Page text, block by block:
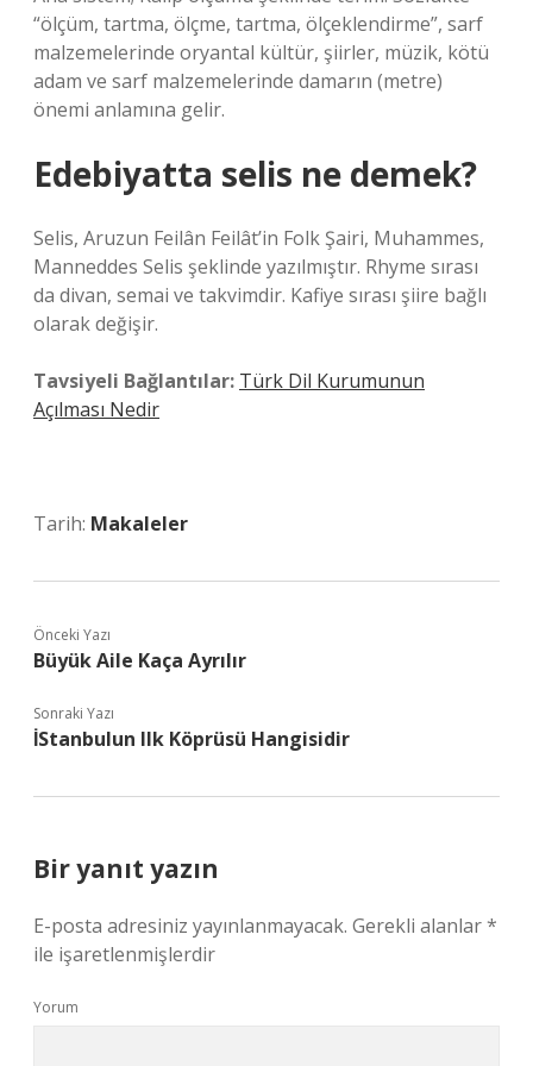
“ölçüm, tartma, ölçme, tartma, ölçeklendirme”, sarf
malzemelerinde oryantal kültür, şiirler, müzik, kötü
adam ve sarf malzemelerinde damarın (metre)
önemi anlamına gelir.
Edebiyatta selis ne demek?
Selis, Aruzun Feilân Feilât’in Folk Şairi, Muhammes,
Manneddes Selis şeklinde yazılmıştır. Rhyme sırası
da divan, semai ve takvimdir. Kafiye sırası şiire bağlı
olarak değişir.
Tavsiyeli Bağlantılar: Türk Dil Kurumunun
Açılması Nedir
Tarih: Makaleler
Önceki Yazı
Büyük Aile Kaça Ayrılır
Sonraki Yazı
İStanbulun Ilk Köprüsü Hangisidir
Bir yanıt yazın
E-posta adresiniz yayınlanmayacak. Gerekli alanlar*
ile işaretlenmişlerdir
Yorum